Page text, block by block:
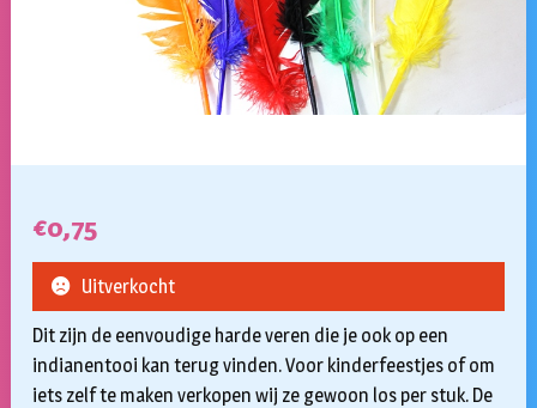
€0,75
Dit zijn de eenvoudige harde veren die je ook op een
indianentooi kan terug vinden. Voor kinderfeestjes of om
iets zelf te maken verkopen wij ze gewoon los per stuk. De
Uitverkocht